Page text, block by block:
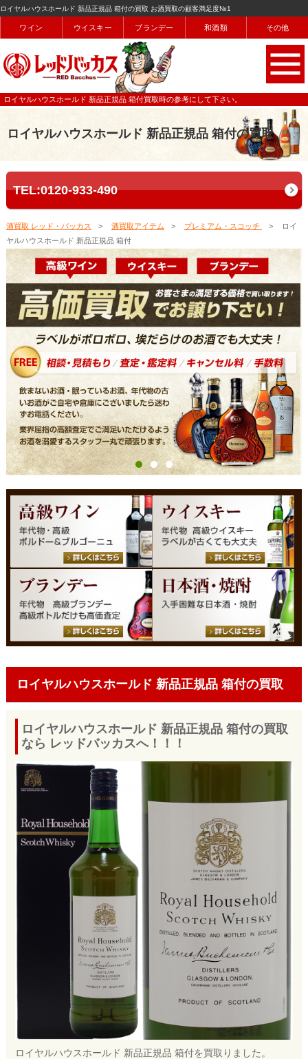
ロイヤルハウスホールド 新品正規品 箱付の買取 お酒買取の顧客満足度№1
ワイン ウイスキー ブランデー 和酒類 その他
ロイヤルハウスホールド 新品正規品 箱付買取時の参考にして下さい。
ロイヤルハウスホールド 新品正規品 箱付の買取
TEL:0120-933-490
酒買取 レッド・バッカス 酒買取アイテム プレミアム・スコッチ
ロイ
ヤルハウスホールド 新品正規品 箱付
ロイヤルハウスホールド 新品正規品 箱付の買取
ロイヤルハウスホールド 新品正規品 箱付の買取
なら レッドバッカスへ！！！
ロイヤルハウスホールド 新品正規品 箱付を買取りました。